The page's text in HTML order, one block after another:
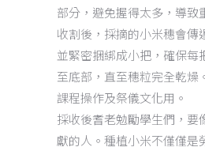
部分，避免握得太多，導致
收割後，採摘的小米穗會傳
並緊密捆綁成小把，確保
至底部，直至穗粒完全乾
課程操作及祭儀文化用。
採收後耆老勉勵學生們，
獻的人。種植小米不僅僅是